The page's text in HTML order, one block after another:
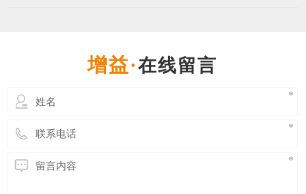
是发展至今SQ共模电感已经开始受到各行业
在线留言